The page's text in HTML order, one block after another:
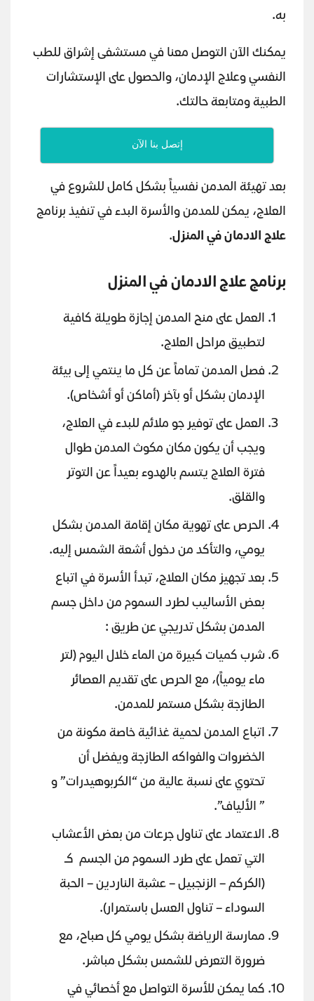
به.
يمكنك الآن التوصل معنا في مستشفى إشراق للطب
النفسي وعلاج الإدمان، والحصول على الإستشارات
الطبية ومتابعة حالتك.
إتصل بنا الآن
بعد تهيئة المدمن نفسياً بشكل كامل للشروع في
العلاج، يمكن للمدمن والأسرة البدء في تنفيذ برنامج
علاج الادمان في المنزل.
برنامج علاج الادمان في المنزل
العمل على منح المدمن إجازة طويلة كافية
لتطبيق مراحل العلاج.
فصل المدمن تماماً عن كل ما ينتمي إلى بيئة
الإدمان بشكل أو بآخر (أماكن أو أشخاص).
العمل على توفير جو ملائم للبدء في العلاج،
ويجب أن يكون مكان مكوث المدمن طوال
فترة العلاج يتسم بالهدوء بعيداً عن التوتر
والقلق.
الحرص على تهوية مكان إقامة المدمن بشكل
يومي، والتأكد من دخول أشعة الشمس إليه.
بعد تجهيز مكان العلاج، تبدأ الأسرة في اتباع
بعض الأساليب لطرد السموم من داخل جسم
المدمن بشكل تدريجي عن طريق :
شرب كميات كبيرة من الماء خلال اليوم (لتر
ماء يومياً)، مع الحرص على تقديم العصائر
الطازجة بشكل مستمر للمدمن.
اتباع المدمن لحمية غذائية خاصة مكونة من
الخضروات والفواكه الطازجة ويفضل أن
تحتوي على نسبة عالية من “الكربوهيدرات” و
” الألياف”.
الاعتماد على تناول جرعات من بعض الأعشاب
التي تعمل على طرد السموم من الجسم كـ
(الكركم – الزنجبيل – عشبة الناردين – الحبة
السوداء – تناول العسل باستمرار).
ممارسة الرياضة بشكل يومي كل صباح، مع
ضرورة التعرض للشمس بشكل مباشر.
كما يمكن للأسرة التواصل مع أخصائي في